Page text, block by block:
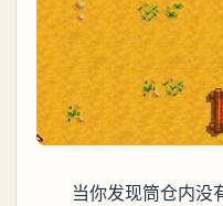
当你发现筒仓内没